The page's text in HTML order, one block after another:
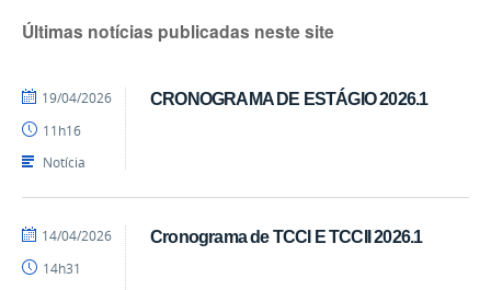
Últimas notícias publicadas neste site
CRONOGRAMA DE ESTÁGIO 2026.1
por
publicado
19/04/2026
11h16
Notícia
Cronograma de TCCI E TCCII 2026.1
por
publicado
14/04/2026
14h31